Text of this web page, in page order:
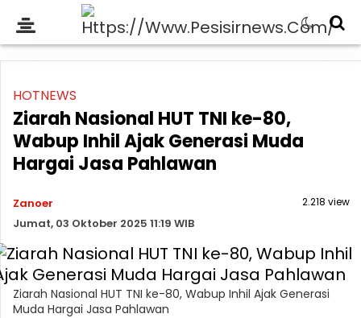
HOTNEWS
Ziarah Nasional HUT TNI ke-80,
Wabup Inhil Ajak Generasi Muda
Hargai Jasa Pahlawan
Zanoer
Jumat, 03 Oktober 2025 11:19 WIB
2.218 view
Ziarah Nasional HUT TNI ke-80, Wabup Inhil Ajak Generasi
Muda Hargai Jasa Pahlawan